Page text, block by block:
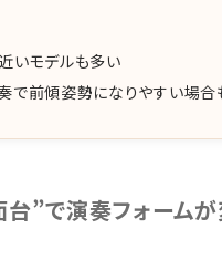
いモデルも多い
で前傾姿勢になりやすい場合
”で演奏フォーム